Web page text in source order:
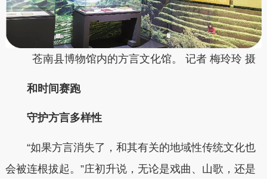
苍南县博物馆内的方言文化馆。 记者 梅玲玲 摄
和时间赛跑
守护方言多样性
“如果方言消失了，和其有关的地域性传统文化也
会被连根拔起。”庄初升说，无论是戏曲、山歌，还是